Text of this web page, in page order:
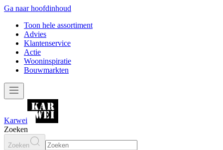
Ga naar hoofdinhoud
Toon hele assortiment
Advies
Klantenservice
Actie
Wooninspiratie
Bouwmarkten
Karwei
Zoeken
Zoeken